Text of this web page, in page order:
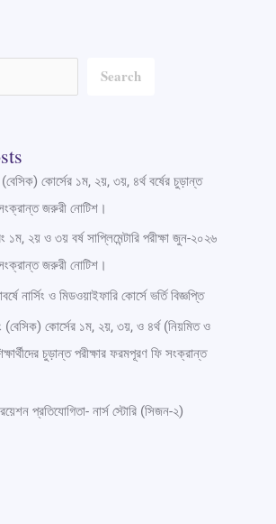
Search
(বেসিক) কোর্সের ১ম, ২য়, ৩য়, ৪র্থ বর্ষের চুড়ান্ত
জরুরী নোটিশ।
১ম, ২য় ও ৩য় বর্ষ সাপ্লিমেন্টারি পরীক্ষা জুন-২০২৬
জরুরী নোটিশ।
নার্সিং ও মিডওয়াইফারি কোর্সে ভর্তি বিজ্ঞপ্তি
(বেসিক) কোর্সের ১ম, ২য়, ৩য়, ও ৪র্থ (নিয়মিত ও
চুড়ান্ত পরীক্ষার ফরমপূরণ ফি সংক্রান্ত
প্রতিযোগিতা- নার্স স্টোরি (সিজন-২)